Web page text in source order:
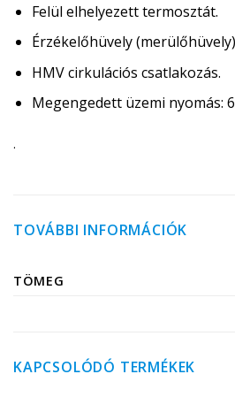
Felül elhelyezett termosztát.
Érzékelőhüvely
HMV cirkulációs csatlakozás.
Megengedett üzemi nyomás:
.
TOVÁBBI INFORMÁCIÓK
TÖMEG
KAPCSOLÓDÓ TERMÉKEK